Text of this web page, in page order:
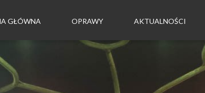
GŁÓWNA OPRAWY AKTUALNOŚCI